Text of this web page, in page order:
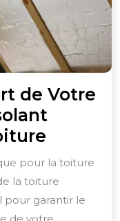
de Votre
le
Confort
de
pour la toiture
la toiture
pour garantir le